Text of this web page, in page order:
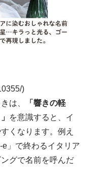
)
は、
「響きの軽
を意識すると、イ
くなります。例え
」で終わるイタリア
グで名前を呼んだ